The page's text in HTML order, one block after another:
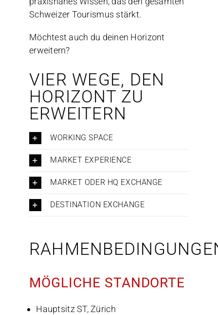
Schweizer Tourismus stärkt.
Möchtest auch du deinen Horizont
erweitern?
VIER WEGE, DEN
HORIZONT ZU
ERWEITERN
WORKING SPACE
MARKET EXPERIENCE
MARKET ODER HQ EXCHANGE
DESTINATION EXCHANGE
MÖGLICHE STANDORTE
Hauptsitz ST, Zürich